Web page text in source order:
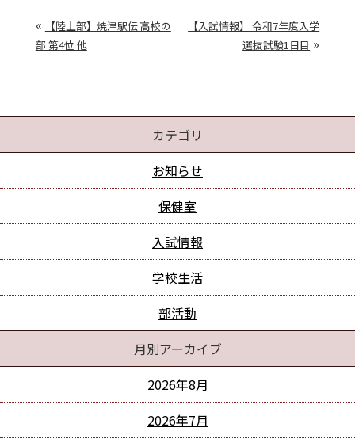
«
【陸上部】焼津駅伝 高校の
部 第4位 他
【入試情報】 令和7年度入学
選抜試験1日目 »
カテゴリ
お知らせ
保健室
入試情報
学校生活
部活動
月別アーカイブ
2026年8月
2026年7月